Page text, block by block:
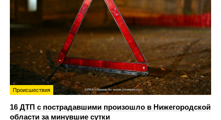
Происшествия
16 ДТП с пострадавшими произошло в Нижегородской
области за минувшие сутки